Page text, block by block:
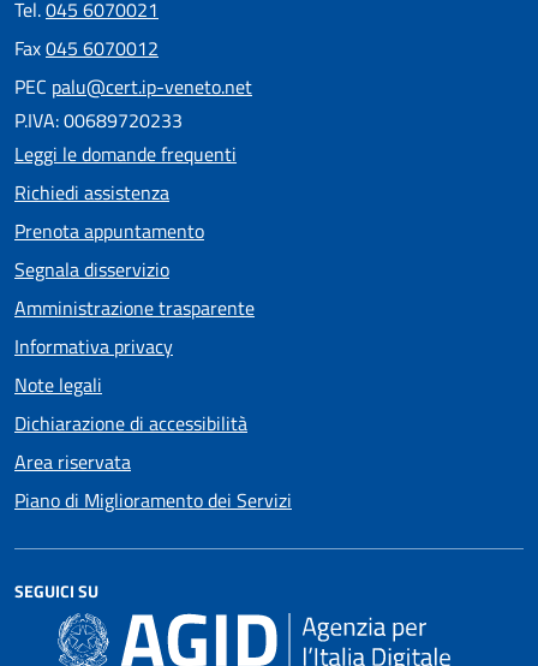
Tel.045 6070021
Fax045 6070012
PEC palu@cert.ip-veneto.net
P.IVA: 00689720233
Leggi le domande frequenti
Richiedi assistenza
Prenota appuntamento
Segnala disservizio
Amministrazione trasparente
Informativa privacy
Note legali
Dichiarazione di accessibilità
Area riservata
Piano di Miglioramento dei Servizi
SEGUICI SU